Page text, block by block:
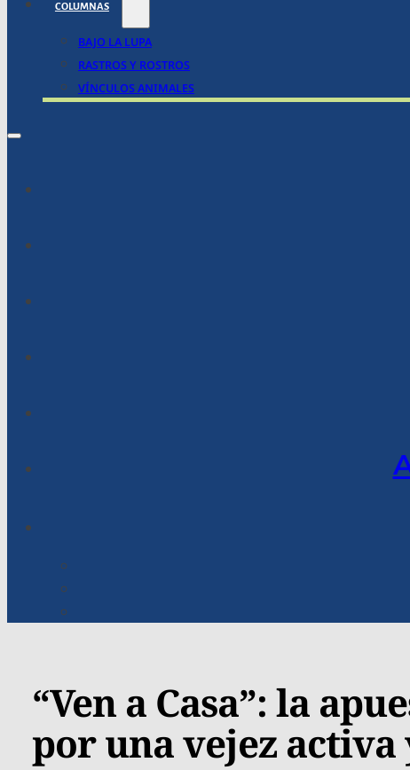
COLUMNAS
BAJO LA LUPA
RASTROS Y ROSTROS
VÍNCULOS ANIMALES
“Ven a Casa”: la
por una vejez activa